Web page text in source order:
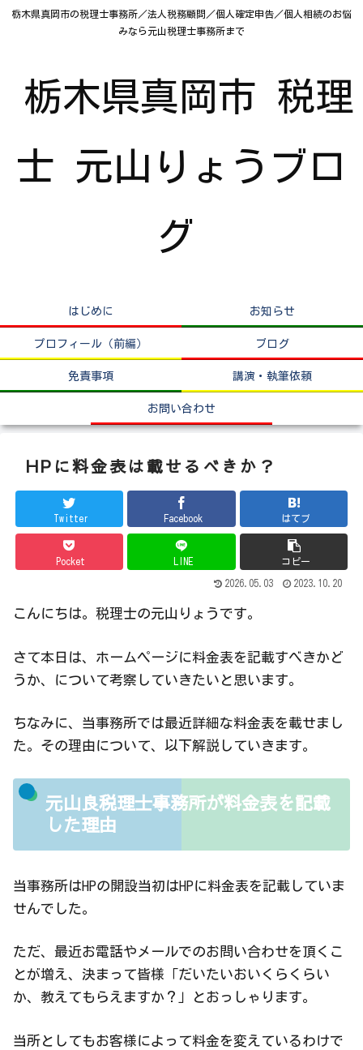
栃木県真岡市の税理士事務所／法人税務顧問／個人確定申告／個人相続のお悩
みなら元山税理士事務所まで
栃木県真岡市 税理
士 元山りょうブロ
グ
はじめに お知らせ
プロフィール（前編） ブログ
免責事項 講演・執筆依頼
お問い合わせ
HPに料金表は載せるべきか？
Twitter Facebook はてブ
Pocket LINE コピー
2026.05.03 2023.10.20
こんにちは。税理士の元山りょうです。
さて本日は、ホームページに料金表を記載すべきかど
うか、について考察していきたいと思います。
ちなみに、当事務所では最近詳細な料金表を載せまし
た。その理由について、以下解説していきます。
元山良税理士事務所が料金表を記載
した理由
当事務所はHPの開設当初はHPに料金表を記載していま
せんでした。
ただ、最近お電話やメールでのお問い合わせを頂くこ
とが増え、決まって皆様「だいたいおいくらくらい
か、教えてもらえますか？」とおっしゃります。
当所としてもお客様によって料金を変えているわけで